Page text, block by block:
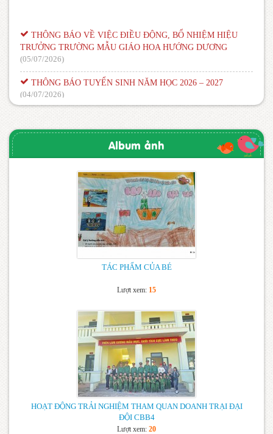
THÔNG BÁO VỀ VIỆC ĐIỀU ĐỘNG, BỔ NHIỆM HIỆU
TRƯỞNG TRƯỜNG MẪU GIÁO HOA HƯỚNG DƯƠNG
THÔNG BÁO TUYỂN SINH NĂM HỌC 2026 – 2027
Thông báo – Nhiệm vụ trong năm học mới (08/09/2015)
Album ảnh
TÁC PHẨM CỦA BÉ
Lượt xem: 15
HOẠT ĐỘNG TRẢI NGHIỆM THAM QUAN DOANH TRẠI ĐẠI
ĐỘI CBB4
Lượt xem: 20